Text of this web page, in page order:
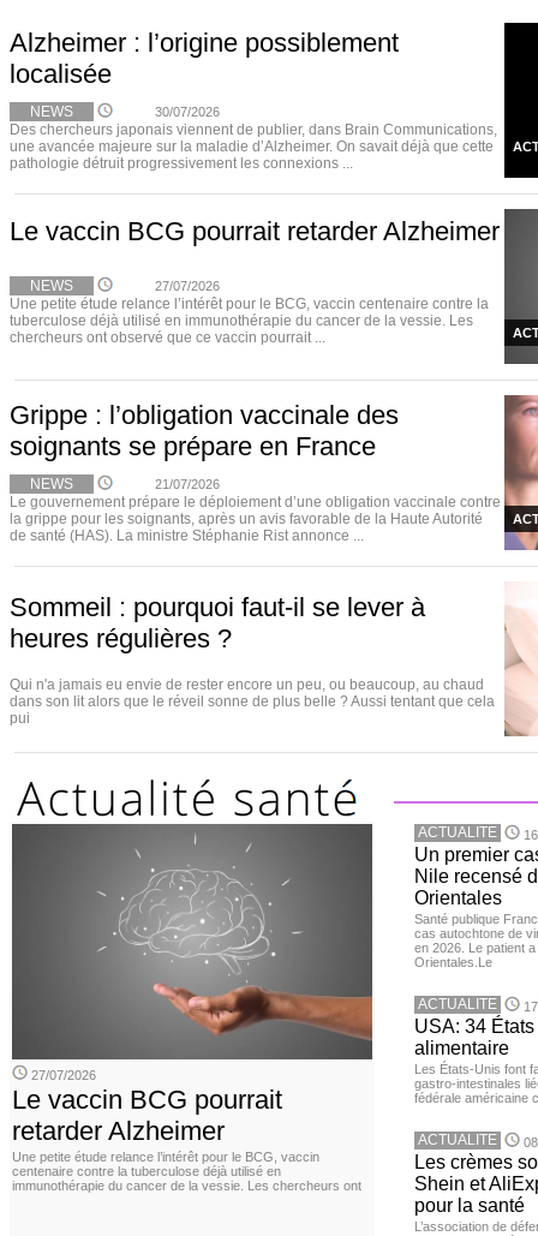
Alzheimer : l’origine possiblement
localisée
NEWS 30/07/2026
Des chercheurs japonais viennent de publier, dans Brain Communications,
une avancée majeure sur la maladie d’Alzheimer. On savait déjà que cette
pathologie détruit progressivement les connexions ...
Le vaccin BCG pourrait retarder Alzheimer
NEWS 27/07/2026
Une petite étude relance l’intérêt pour le BCG, vaccin centenaire contre la
tuberculose déjà utilisé en immunothérapie du cancer de la vessie. Les
chercheurs ont observé que ce vaccin pourrait ...
Grippe : l’obligation vaccinale des
soignants se prépare en France
NEWS 21/07/2026
Le gouvernement prépare le déploiement d’une obligation vaccinale contre
la grippe pour les soignants, après un avis favorable de la Haute Autorité
de santé (HAS). La ministre Stéphanie Rist annonce ...
Sommeil : pourquoi faut-il se lever à
heures régulières ?
Qui n'a jamais eu envie de rester encore un peu, ou beaucoup, au chaud
dans son lit alors que le réveil sonne de plus belle ? Aussi tentant que cela
pui
27/07/2026
Le vaccin BCG pourrait
retarder Alzheimer
Une petite étude relance l’intérêt pour le BCG, vaccin
centenaire contre la tuberculose déjà utilisé en
immunothérapie du cancer de la vessie. Les chercheurs ont
ACTUALITE
Un premier
Nile recensé
Orientales
Santé publique
cas autochtone de
en 2026. Le patient
Orientales.Le
ACTUALITE
USA: 34
alimentaire
Les États-Unis font
gastro-intestinales
fédérale américaine
ACTUALITE
Les crèmes
Shein et
pour la santé
L’association de